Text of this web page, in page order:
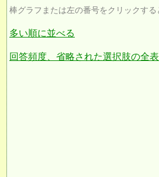
棒グラフまたは左の番号をクリックす
多い順に並べる
回答頻度、省略された選択肢の全